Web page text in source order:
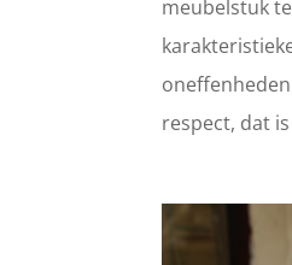
meubelstuk
respect, dat